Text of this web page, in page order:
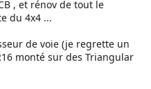
, et rénov de tout le
du 4x4 ...
de voie (je regrette un
monté sur des Triangular